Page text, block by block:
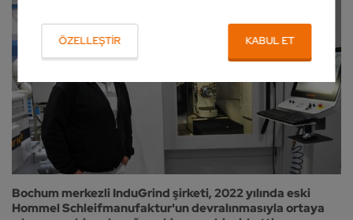
ÖZELLEŞTIR KABUL ET
Bochum merkezli InduGrind şirketi, 2022 yılında eski
Hommel Schleifmanufaktur'un devralınmasıyla ortaya